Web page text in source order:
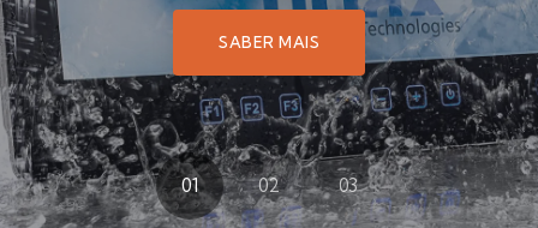
SABER MAIS
01 02 03